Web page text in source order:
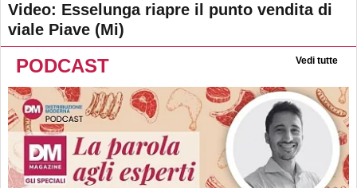
Video: Esselunga riapre il punto vendita di
viale Piave (Mi)
PODCAST Vedi tutte